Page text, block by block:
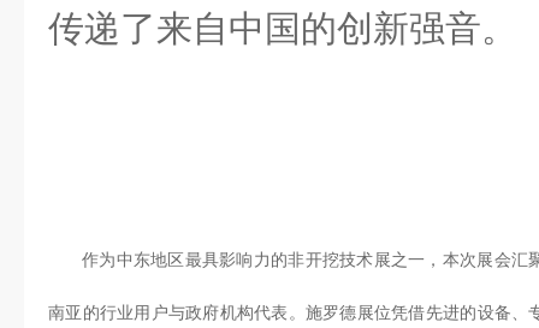
传递了来自中国的创新强音。
作为中东地区最具影响力的非开挖技术展之一，本次展会汇
南亚的行业用户与政府机构代表。施罗德展位凭借先进的设备